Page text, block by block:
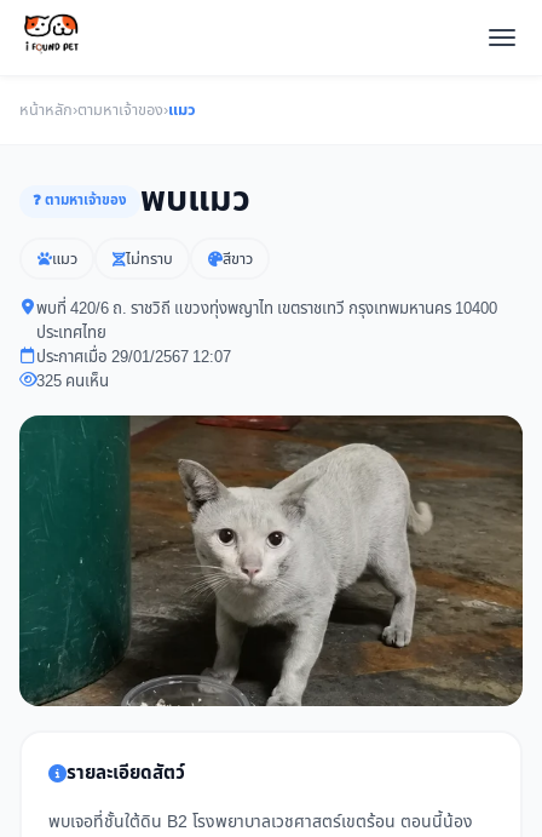
หน้าหลัก›ตามหาเจ้าของ›แมว
❓ ตามหาเจ้าของ พบแมว
แมว ไม่ทราบ สีขาว
พบที่ 420/6 ถ. ราชวิถี แขวงทุ่งพญาไท เขตราชเทวี กรุงเทพมหานคร 10400
ประเทศไทย
ประกาศเมื่อ 29/01/2567 12:07
325 คนเห็น
รายละเอียดสัตว์
พบเจอที่ชั้นใต้ดิน B2 โรงพยาบาลเวชศาสตร์​เขตร้อน ตอนนี้น้อง